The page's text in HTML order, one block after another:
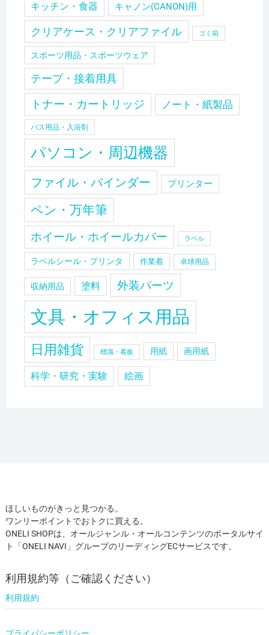
キッチン・食器 キャノン(CANON)用
クリアケース・クリアファイル ゴミ箱
スポーツ用品・スポーツウェア
テープ・接着用具
トナー・カートリッジ ノート・紙製品
バス用品・入浴剤
パソコン・周辺機器
ファイル・バインダー プリンター
ペン・万年筆
ホイール・ホイールカバー ラベル
ラベルシール・プリンタ 作業着 卓球用品
収納用品 塗料 外装パーツ
文具・オフィス用品
日用雑貨 標識・看板 用紙 画用紙
科学・研究・実験 絵画
ほしいものがきっと見つかる。
ワンリーポイントでおトクに買える。
ONELI SHOPは、オールジャンル・オールコンテンツのポータルサイ
ト「ONELI NAVI」グループのリーディングECサービスです。
利用規約等（ご確認ください）
利用規約